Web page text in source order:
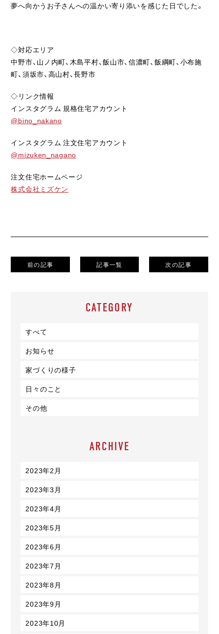
夢へ向かうお子さんへの温かい寄り添いを感じた日でした。
◇対応エリア
中野市、山ノ内町、木島平村、飯山市、信濃町、飯綱町、小布施
町、須坂市、高山村、長野市
◇リンク情報
インスタグラム 規格住宅アカウント
@bino_nakano
インスタグラム 注文住宅アカウント
@mizuken_nagano
注文住宅ホームページ
株式会社ミズケン
前の記事 記事一覧 次の記事
CATEGORY
すべて
お知らせ
家づくりの様子
日々のこと
その他
ARCHIVE
2023年2月
2023年3月
2023年4月
2023年5月
2023年6月
2023年7月
2023年8月
2023年9月
2023年10月